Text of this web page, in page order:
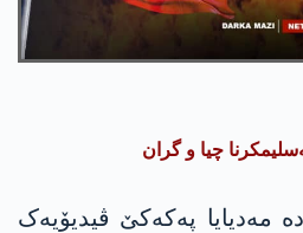
چیا و گران
مەدیایا پەکەکێ ڤیدیۆیەک